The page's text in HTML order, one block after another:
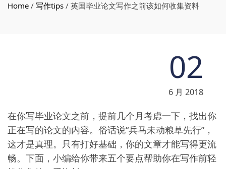
Home / 写作tips / 英国毕业论文写作之前该如何收集资料
02
6 月 2018
在你写毕业论文之前，提前几个月考虑一下，找出你
正在写的论文的内容。俗话说“兵马未动粮草先行”，
这才是真理。只有打好基础，你的文章才能写得更流
畅。下面，小编给你带来五个要点帮助你在写作前轻